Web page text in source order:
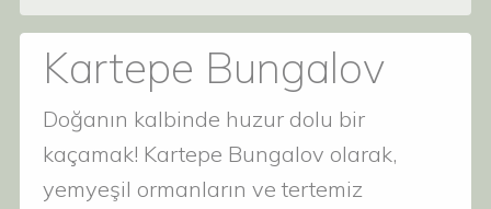
Kartepe Bungalov
Doğanın kalbinde huzur dolu bir
kaçamak! Kartepe Bungalov olarak,
yemyeşil ormanların ve tertemiz